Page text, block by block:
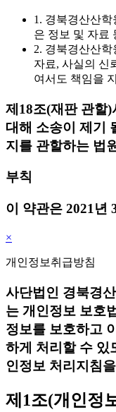
1. 경북경산산
은 정보 및 자료
2. 경북경산산
자료, 사실의 신
여서도 책임을
제18조(재판 관할)
대해 소송이 제기
지를 관할하는 법
부칙
이 약관은 2021년
×
개인정보취급방침
사단법인 경북경
는 개인정보 보호
정보를 보호하고
하게 처리할 수 있
인정보 처리지침
제1조(개인정